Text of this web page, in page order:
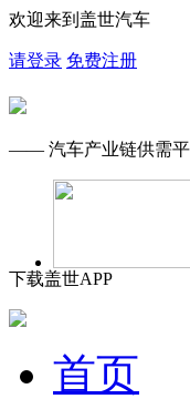
欢迎来到盖世汽车
请登录 免费注册
—— 汽车产业链供需
下载盖世APP
首页